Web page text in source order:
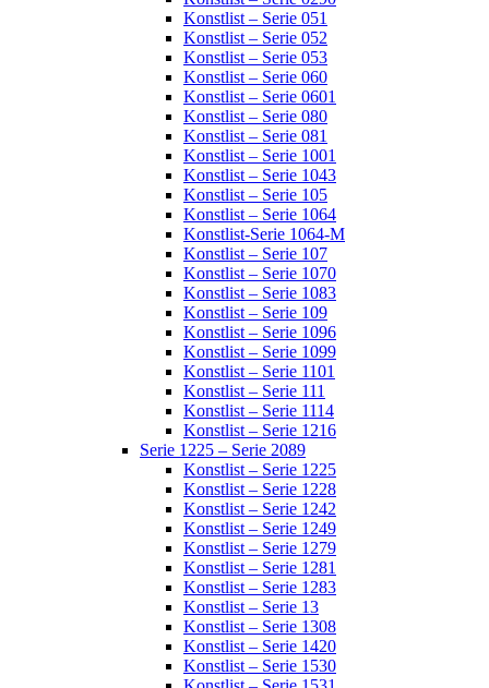
Konstlist – Serie 051
Konstlist – Serie 052
Konstlist – Serie 053
Konstlist – Serie 060
Konstlist – Serie 0601
Konstlist – Serie 080
Konstlist – Serie 081
Konstlist – Serie 1001
Konstlist – Serie 1043
Konstlist – Serie 105
Konstlist – Serie 1064
Konstlist-Serie 1064-M
Konstlist – Serie 107
Konstlist – Serie 1070
Konstlist – Serie 1083
Konstlist – Serie 109
Konstlist – Serie 1096
Konstlist – Serie 1099
Konstlist – Serie 1101
Konstlist – Serie 111
Konstlist – Serie 1114
Konstlist – Serie 1216
Serie 1225 – Serie 2089
Konstlist – Serie 1225
Konstlist – Serie 1228
Konstlist – Serie 1242
Konstlist – Serie 1249
Konstlist – Serie 1279
Konstlist – Serie 1281
Konstlist – Serie 1283
Konstlist – Serie 13
Konstlist – Serie 1308
Konstlist – Serie 1420
Konstlist – Serie 1530